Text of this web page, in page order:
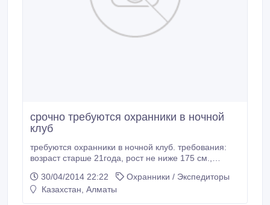
срочно требуются охранники в ночной
клуб
требуются охранники в ночной клуб. требования:
возраст старше 21года, рост не ниже 175 см.,
отличное знание русского языка..
30/04/2014 22:22
Охранники / Экспедиторы
Казахстан, Алматы